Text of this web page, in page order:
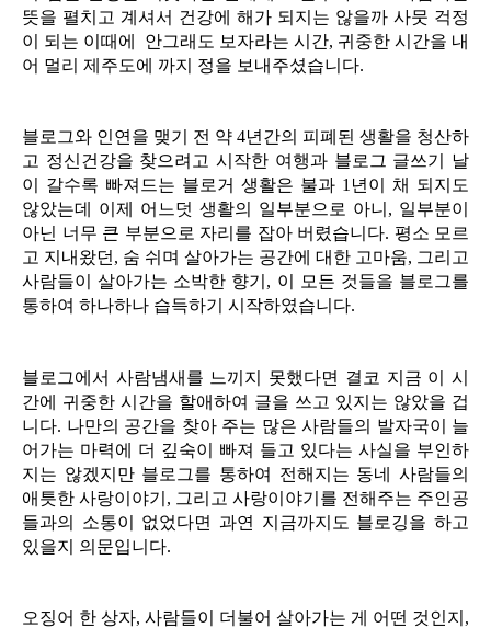
뜻을 펼치고 계셔서 건강에 해가 되지는 않을까 사뭇 걱정
이 되는 이때에 안그래도 보자라는 시간, 귀중한 시간을 내
어 멀리 제주도에 까지 정을 보내주셨습니다.
블로그와 인연을 맺기 전 약 4년간의 피폐된 생활을 청산하
고 정신건강을 찾으려고 시작한 여행과 블로그 글쓰기 날
이 갈수록 빠져드는 블로거 생활은 불과 1년이 채 되지도
않았는데 이제 어느덧 생활의 일부분으로 아니, 일부분이
아닌 너무 큰 부분으로 자리를 잡아 버렸습니다. 평소 모르
고 지내왔던, 숨 쉬며 살아가는 공간에 대한 고마움, 그리고
사람들이 살아가는 소박한 향기, 이 모든 것들을 블로그를
통하여 하나하나 습득하기 시작하였습니다.
블로그에서 사람냄새를 느끼지 못했다면 결코 지금 이 시
간에 귀중한 시간을 할애하여 글을 쓰고 있지는 않았을 겁
니다. 나만의 공간을 찾아 주는 많은 사람들의 발자국이 늘
어가는 마력에 더 깊숙이 빠져 들고 있다는 사실을 부인하
지는 않겠지만 블로그를 통하여 전해지는 동네 사람들의
애틋한 사랑이야기, 그리고 사랑이야기를 전해주는 주인공
들과의 소통이 없었다면 과연 지금까지도 블로깅을 하고
있을지 의문입니다.
오징어 한 상자, 사람들이 더불어 살아가는 게 어떤 것인지,